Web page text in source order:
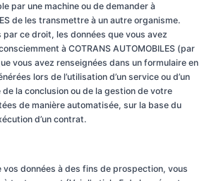
par une machine ou de demander à
de les transmettre à un autre organisme.
par ce droit, les données que vous avez
à COTRANS AUTOMOBILES (par
vous avez renseignées dans un formulaire en
lors de l’utilisation d’un service ou d’un
la conclusion ou de la gestion de votre
de manière automatisée, sur la base du
d’un contrat.
vos données à des fins de prospection, vous